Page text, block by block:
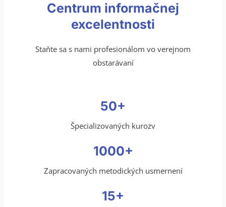
Centrum informačnej
excelentnosti
Staňte sa s nami profesionálom vo verejnom
obstarávaní
50+
Špecializovaných kurozv
1000+
Zapracovaných metodických usmernení
15+